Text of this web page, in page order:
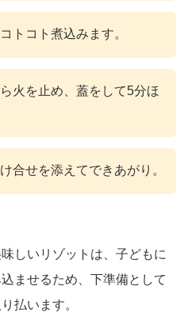
トコト煮込みます。
火を止め、蓋をして5分ほ
合せを添えてできあがり。
しいリゾットは、子どもに
ませるため、下準備として
払います。